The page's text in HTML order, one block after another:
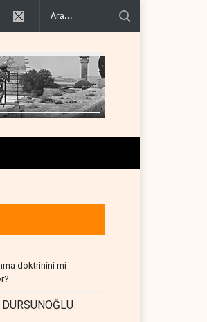
bölgesel 'Arap projesi' uyarısı..
doktrinini mi